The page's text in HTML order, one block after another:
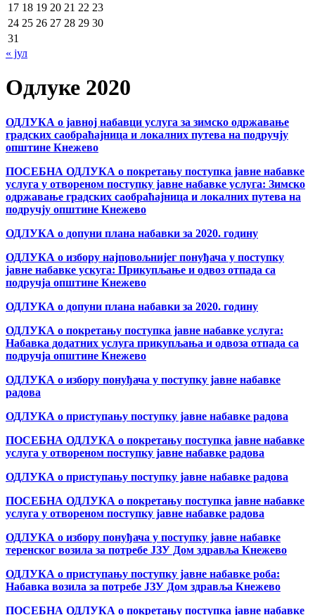
17 18 19 20 21 22 23
24 25 26 27 28 29 30
31
« јул
Одлуке 2020
ОДЛУКА о јавној набавци услуга за зимско одржавање
градских саобраћајница и локалних путева на подручју
општине Кнежево
ПОСЕБНА ОДЛУКА о покретању поступка јавне набавке
услуга у отвореном поступку јавне набавке услуга: Зимско
одржавање градских саобраћајница и локалних путева на
подручју општине Кнежево
ОДЛУКА о допуни плана набавки за 2020. годину
ОДЛУКА о избору најповољнијег понуђача у поступку
јавне набавке ускуга: Прикупљање и одвоз отпада са
подручја општине Кнежево
ОДЛУКА о допуни плана набавки за 2020. годину
ОДЛУКА о покретању поступка јавне набавке услуга:
Набавка додатних услуга прикупљања и одвоза отпада са
подручја општине Кнежево
ОДЛУКА о избору понуђача у поступку јавне набавке
радова
ОДЛУКА о приступању поступку јавне набавке радова
ПОСЕБНА ОДЛУКА о покретању поступка јавне набавке
услуга у отвореном поступку јавне набавке радова
ОДЛУКА о приступању поступку јавне набавке радова
ПОСЕБНА ОДЛУКА о покретању поступка јавне набавке
услуга у отвореном поступку јавне набавке радова
ОДЛУКА о избору понуђача у поступку јавне набавке
теренског возила за потребе ЈЗУ Дом здравља Кнежево
ОДЛУКА о приступању поступку јавне набавке роба:
Набавка возила за потребе ЈЗУ Дом здравља Кнежево
ПОСЕБНА ОДЛУКА о покретању поступка јавне набавке